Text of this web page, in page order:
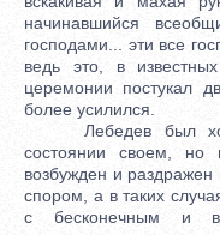
начинавшийся
господами... эти все
ведь это, в
церемонии постукал
более усилился.
Лебедев был хотя
состоянии своем,
возбужден и
спором, а в таких
с бесконечным и в